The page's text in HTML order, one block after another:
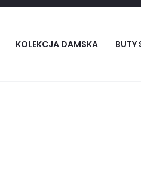
KOLEKCJA DAMSKA BUTY